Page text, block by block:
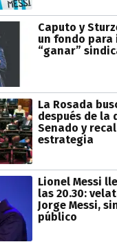
Caputo y
un fondo para
“ganar”
La Rosada
después de la
Senado y
estrategia
Lionel Messi
las 20.30:
Jorge Messi,
público